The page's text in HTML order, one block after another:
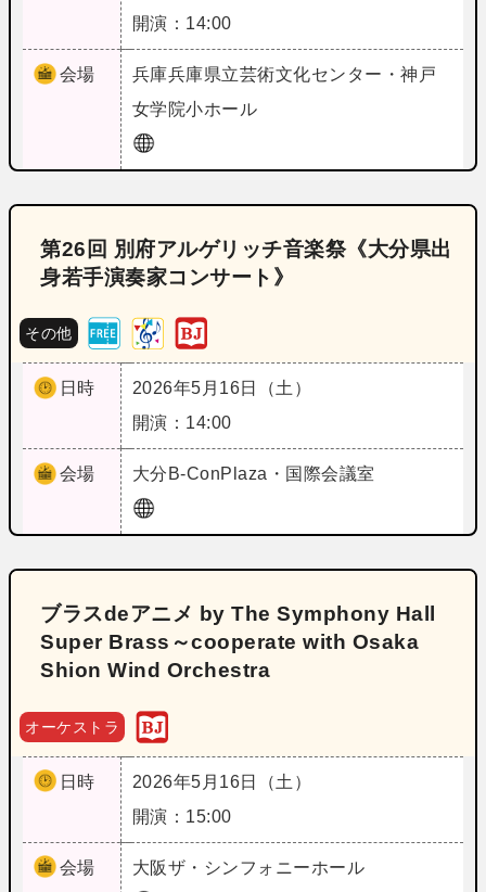
開演：14:00
会場 兵庫兵庫県立芸術文化センター・神戸
女学院小ホール
第26回 別府アルゲリッチ音楽祭《大分県出
身若手演奏家コンサート》
その他
日時
2026年5月16日（土）
開演：14:00
会場 大分 B‐ConPlaza・国際会議室
ブラスdeアニメ by The Symphony Hall
Super Brass～cooperate with Osaka
Shion Wind Orchestra
オーケストラ
日時
2026年5月16日（土）
開演：15:00
会場 大阪ザ・シンフォニーホール